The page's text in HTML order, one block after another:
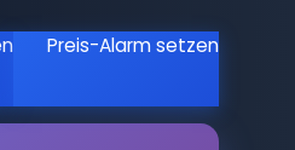
Preis-Alarm setzen